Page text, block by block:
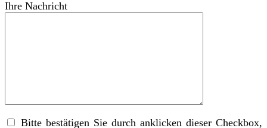
Ihre Nachricht
Bitte bestätigen Sie durch anklicken dieser Checkbox,